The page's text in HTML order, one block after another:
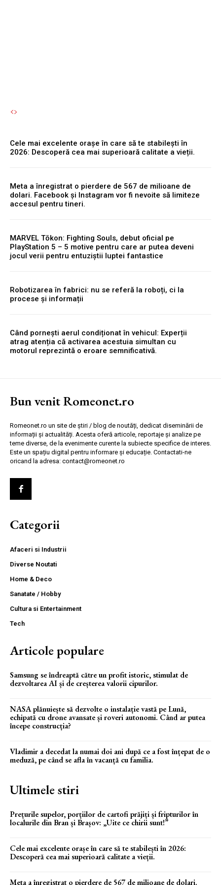
Cele mai excelente orașe în care să te stabilești în
2026: Descoperă cea mai superioară calitate a vieții.
Meta a înregistrat o pierdere de 567 de milioane de
dolari. Facebook și Instagram vor fi nevoite să limiteze
accesul pentru tineri.
MARVEL Tōkon: Fighting Souls, debut oficial pe
PlayStation 5 – 5 motive pentru care ar putea deveni
jocul verii pentru entuziștii luptei fantastice
Robotizarea în fabrici: nu se referă la roboți, ci la
procese și informații
Când pornești aerul condiționat în vehicul: Experții
atrag atenția că activarea acestuia simultan cu
motorul reprezintă o eroare semnificativă.
Bun venit Romeonet.ro
Romeonet.ro un site de știri / blog de noutăți, dedicat diseminării de
informații și actualități. Acesta oferă articole, reportaje și analize pe
teme diverse, de la evenimente curente la subiecte specifice de interes.
Este un spațiu digital pentru informare și educație. Contactati-ne
oricand la adresa: contact@romeonet.ro
Categorii
Afaceri si Industrii
Diverse Noutati
Home & Deco
Sanatate / Hobby
Cultura si Entertainment
Tech
Articole populare
Samsung se îndreaptă către un profit istoric, stimulat de
dezvoltarea AI și de creșterea valorii cipurilor.
NASA plănuiește să dezvolte o instalație vastă pe Lună,
echipată cu drone avansate și roveri autonomi. Când ar putea
începe construcția?
Vladimir a decedat la numai doi ani după ce a fost înțepat de o
meduză, pe când se afla în vacanță cu familia.
Ultimele stiri
Prețurile supelor, porțiilor de cartofi prăjiți și fripturilor în
localurile din Bran și Brașov: „Uite ce chirii sunt!”
Cele mai excelente orașe în care să te stabilești în 2026:
Descoperă cea mai superioară calitate a vieții.
Meta a înregistrat o pierdere de 567 de milioane de dolari.